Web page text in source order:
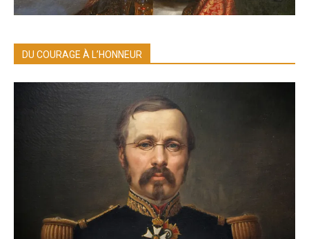
DU COURAGE À L’HONNEUR